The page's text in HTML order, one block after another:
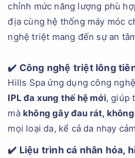
chỉnh mức năng lượng phù
địa cùng hệ thống máy móc
nghệ triệt mang đến sự an
✔️ Công nghệ triệt lông
Hills Spa ứng dụng công
IPL đa xung thế hệ mới, giúp
mà không gây đau rát,
mọi loại da, kể cả da nhạy
✔️ Liệu trình cá nhân hóa,